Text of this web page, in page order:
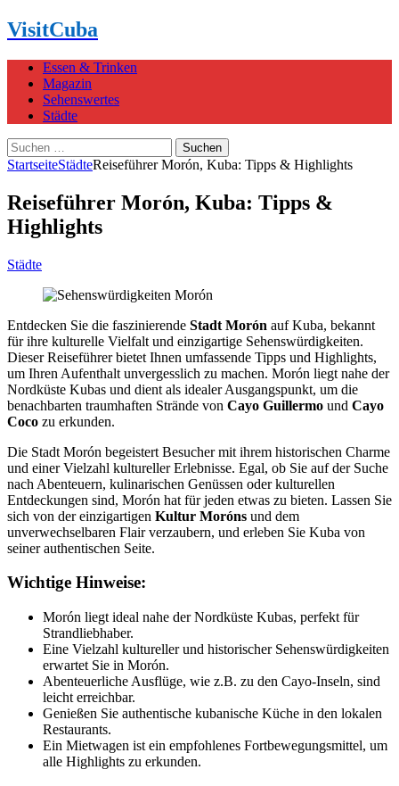
VisitCuba
Essen & Trinken
Magazin
Sehenswertes
Städte
Suchen
nach:
StartseiteStädteReiseführer Morón, Kuba: Tipps & Highlights
Reiseführer Morón, Kuba: Tipps &
Highlights
Städte
Entdecken Sie die faszinierende Stadt Morón auf Kuba, bekannt
für ihre kulturelle Vielfalt und einzigartige Sehenswürdigkeiten.
Dieser Reiseführer bietet Ihnen umfassende Tipps und Highlights,
um Ihren Aufenthalt unvergesslich zu machen. Morón liegt nahe der
Nordküste Kubas und dient als idealer Ausgangspunkt, um die
benachbarten traumhaften Strände von Cayo Guillermo und Cayo
Coco zu erkunden.
Die Stadt Morón begeistert Besucher mit ihrem historischen Charme
und einer Vielzahl kultureller Erlebnisse. Egal, ob Sie auf der Suche
nach Abenteuern, kulinarischen Genüssen oder kulturellen
Entdeckungen sind, Morón hat für jeden etwas zu bieten. Lassen Sie
sich von der einzigartigen Kultur Moróns und dem
unverwechselbaren Flair verzaubern, und erleben Sie Kuba von
seiner authentischen Seite.
Wichtige Hinweise:
Morón liegt ideal nahe der Nordküste Kubas, perfekt für
Strandliebhaber.
Eine Vielzahl kultureller und historischer Sehenswürdigkeiten
erwartet Sie in Morón.
Abenteuerliche Ausflüge, wie z.B. zu den Cayo-Inseln, sind
leicht erreichbar.
Genießen Sie authentische kubanische Küche in den lokalen
Restaurants.
Ein Mietwagen ist ein empfohlenes Fortbewegungsmittel, um
alle Highlights zu erkunden.